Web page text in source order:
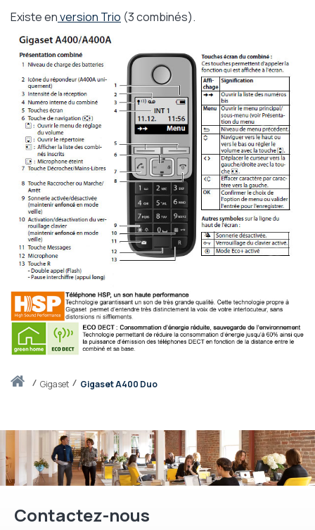
Accueilgigaset Gigaset A400 Duo
Existe enversion Trio (3 combinés).
Contactez-nous